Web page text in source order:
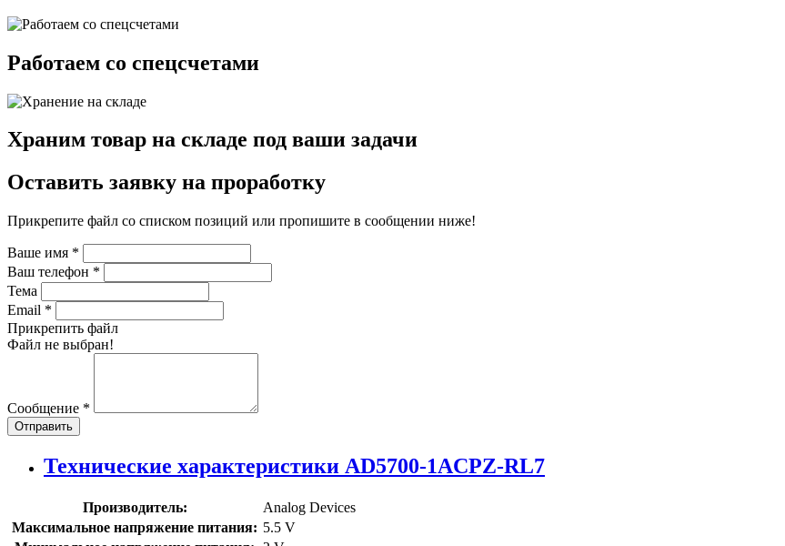
Работаем со спецсчетами
Храним товар на складе под ваши задачи
Оставить заявку на проработку
Прикрепите файл со списком позиций или пропишите в сообщении ниже!
Ваше имя *
Ваш телефон *
Тема
Email *
Прикрепить файл
Файл не выбран!
Сообщение *
Отправить
Технические характеристики AD5700-1ACPZ-RL7
Производитель:
Analog Devices
Максимальное напряжение питания: 5.5 V